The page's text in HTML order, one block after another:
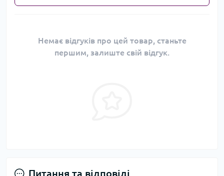
Немає відгуків про цей товар, станьте
першим, залиште свій відгук.
Питання та відповіді